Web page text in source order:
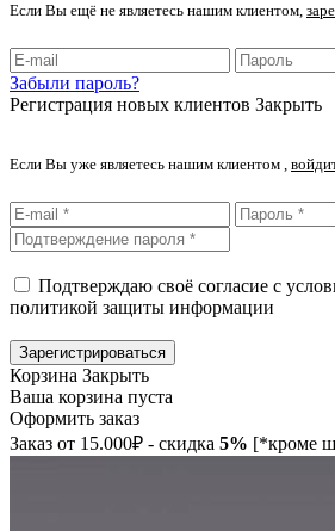
Если Вы ещё не являетесь нашим клиентом,
Забыли пароль?
Регистрация новых клиентов Закрыть
Если Вы уже являетесь нашим клиентом ,
Подтверждаю своё согласие с
политикой защиты информации
Зарегистрироваться
Корзина Закрыть
Ваша корзина пуста
Оформить заказ
Заказ от 15.000₽ - скидка 5% [*кроме